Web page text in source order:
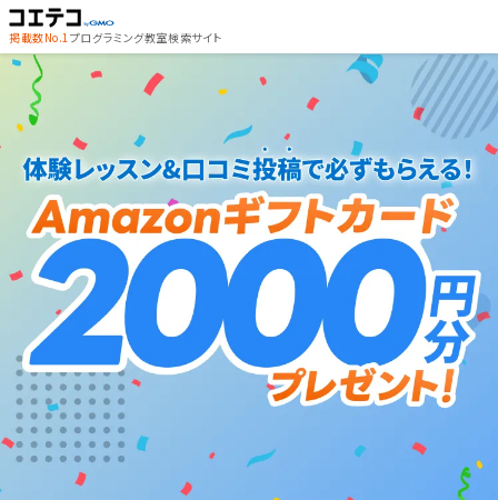
掲載数No.1プログラミング教室検索サイト